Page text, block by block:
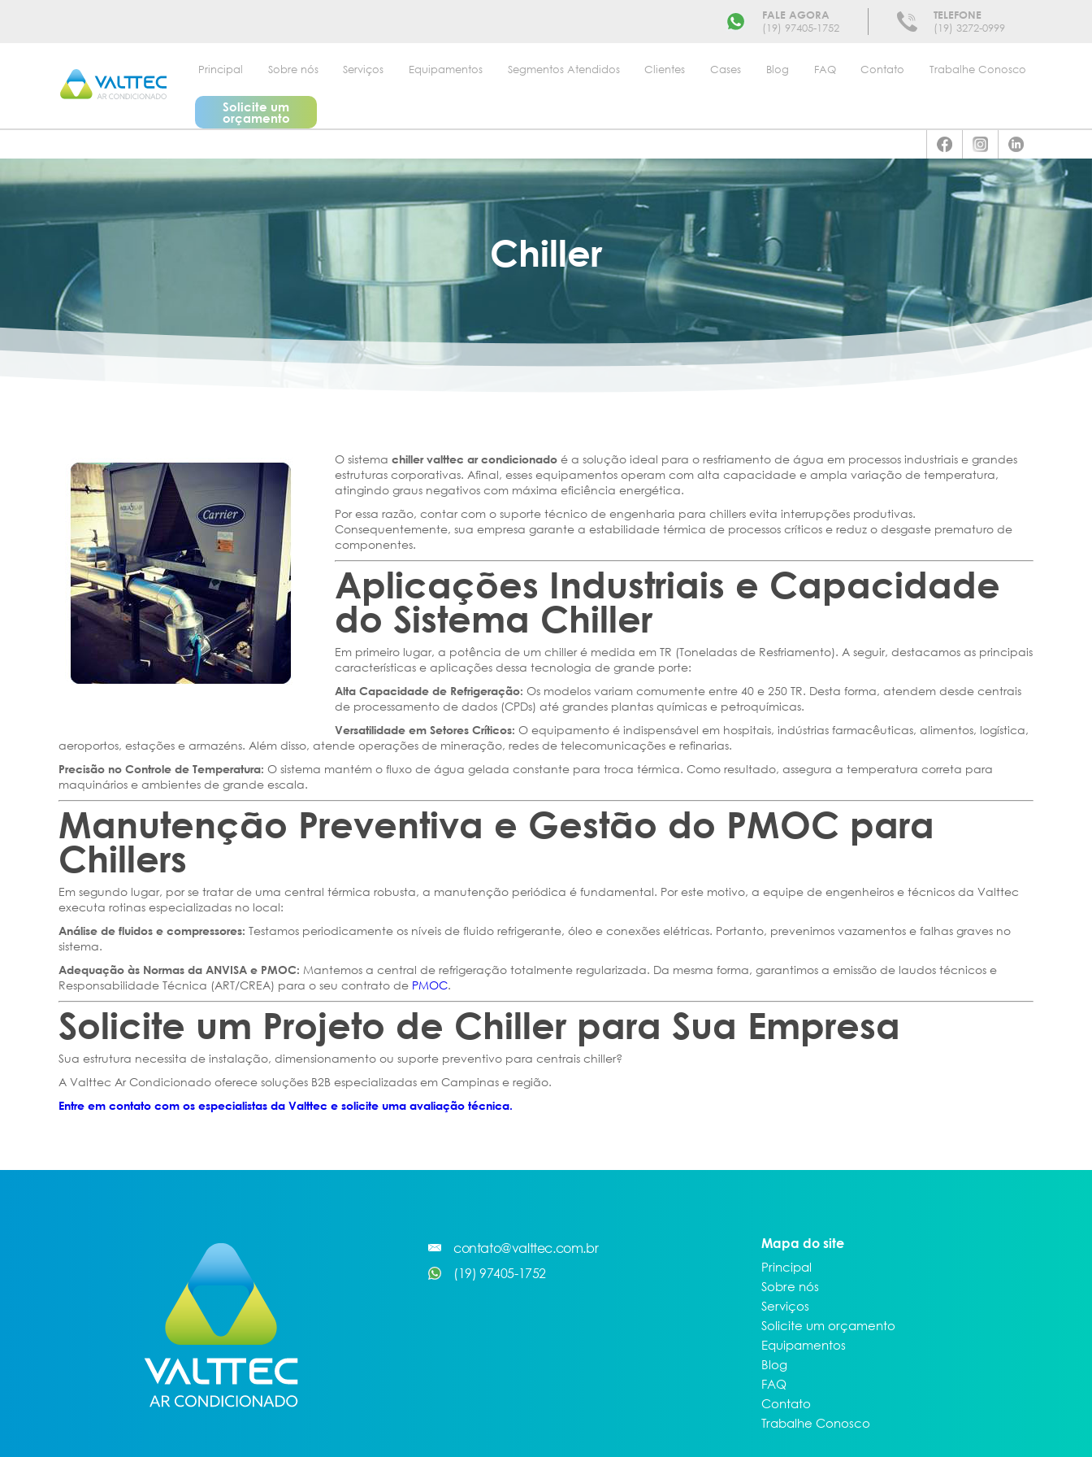
FALE AGORA
(19) 97405-1752
TELEFONE
(19) 3272-0999
Principal Sobre nós Serviços Equipamentos Segmentos Atendidos Clientes Cases Blog FAQ Contato Trabalhe Conosco
Solicite um
orçamento
Chiller
O sistema chiller valttec ar condicionado é a solução ideal para o resfriamento de água em processos industriais e grandes
estruturas corporativas. Afinal, esses equipamentos operam com alta capacidade e ampla variação de temperatura,
atingindo graus negativos com máxima eficiência energética.
Por essa razão, contar com o suporte técnico de engenharia para chillers evita interrupções produtivas.
Consequentemente, sua empresa garante a estabilidade térmica de processos críticos e reduz o desgaste prematuro de
componentes.
Aplicações Industriais e Capacidade
do Sistema Chiller
Em primeiro lugar, a potência de um chiller é medida em TR (Toneladas de Resfriamento). A seguir, destacamos as principais
características e aplicações dessa tecnologia de grande porte:
Alta Capacidade de Refrigeração: Os modelos variam comumente entre 40 e 250 TR. Desta forma, atendem desde centrais
de processamento de dados (CPDs) até grandes plantas químicas e petroquímicas.
Versatilidade em Setores Críticos: O equipamento é indispensável em hospitais, indústrias farmacêuticas, alimentos, logística,
aeroportos, estações e armazéns. Além disso, atende operações de mineração, redes de telecomunicações e refinarias.
Precisão no Controle de Temperatura: O sistema mantém o fluxo de água gelada constante para troca térmica. Como resultado, assegura a temperatura correta para
maquinários e ambientes de grande escala.
Manutenção Preventiva e Gestão do PMOC para
Chillers
Em segundo lugar, por se tratar de uma central térmica robusta, a manutenção periódica é fundamental. Por este motivo, a equipe de engenheiros e técnicos da Valttec
executa rotinas especializadas no local:
Análise de fluidos e compressores: Testamos periodicamente os níveis de fluido refrigerante, óleo e conexões elétricas. Portanto, prevenimos vazamentos e falhas graves no
sistema.
Adequação às Normas da ANVISA e PMOC: Mantemos a central de refrigeração totalmente regularizada. Da mesma forma, garantimos a emissão de laudos técnicos e
Responsabilidade Técnica (ART/CREA) para o seu contrato de PMOC.
Solicite um Projeto de Chiller para Sua Empresa
Sua estrutura necessita de instalação, dimensionamento ou suporte preventivo para centrais chiller?
A Valttec Ar Condicionado oferece soluções B2B especializadas em Campinas e região.
Entre em contato com os especialistas da Valttec e solicite uma avaliação técnica.
contato@valttec.com.br
(19) 97405-1752
Mapa do site
Principal
Sobre nós
Serviços
Solicite um orçamento
Equipamentos
Blog
FAQ
Contato
Trabalhe Conosco